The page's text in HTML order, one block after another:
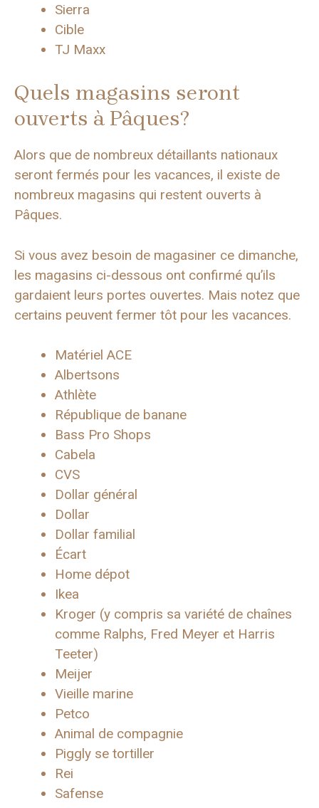
Sierra
Cible
TJ Maxx
Quels magasins seront
ouverts à Pâques?
Alors que de nombreux détaillants nationaux
seront fermés pour les vacances, il existe de
nombreux magasins qui restent ouverts à
Pâques.
Si vous avez besoin de magasiner ce dimanche,
les magasins ci-dessous ont confirmé qu’ils
gardaient leurs portes ouvertes. Mais notez que
certains peuvent fermer tôt pour les vacances.
Matériel ACE
Albertsons
Athlète
République de banane
Bass Pro Shops
Cabela
CVS
Dollar général
Dollar
Dollar familial
Écart
Home dépot
Ikea
Kroger (y compris sa variété de chaînes
comme Ralphs, Fred Meyer et Harris
Teeter)
Meijer
Vieille marine
Petco
Animal de compagnie
Piggly se tortiller
Rei
Safense